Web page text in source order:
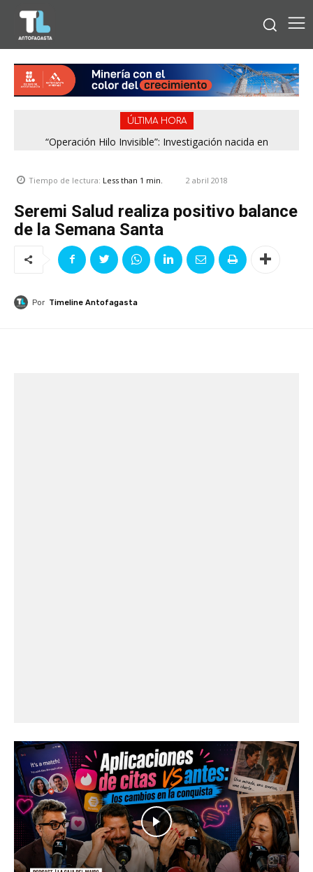
ÚLTIMA HORA
“Operación Hilo Invisible”: Investigación nacida en
Tiempo de lectura: Less than 1 min. 2 abril 2018
Seremi Salud realiza positivo balance
de la Semana Santa
Por Timeline Antofagasta